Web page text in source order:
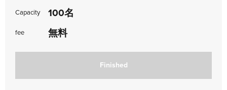
Capacity 100名
fee 無料
Finished